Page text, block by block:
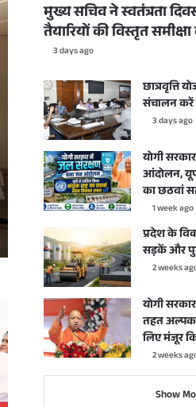
मुख्य सचिव ने स्वतंत्रता
तैयारियों की विस्तृत
3 days ago
छात्रवृत्ति
संचालन करें
3 days ago
योगी
आंदोलन,
का छठवां
1 week ago
प्रदेश के
सड़कें और
2 weeks
योगी
तहत
लिए मंजूर
2 weeks
Show